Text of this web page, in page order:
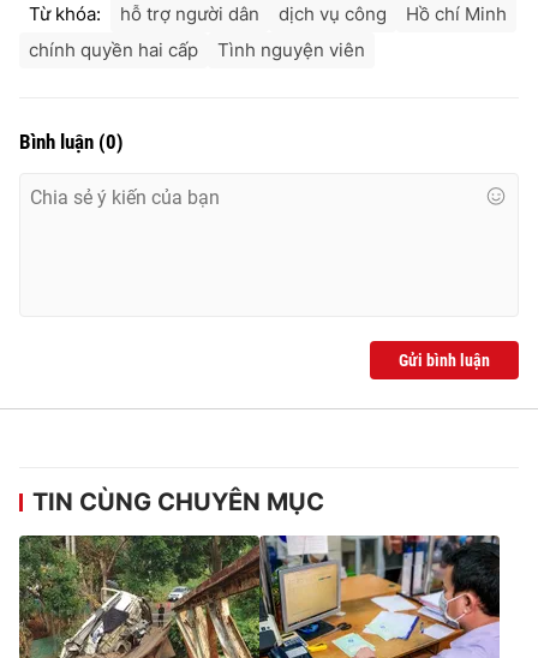
Từ khóa: hỗ trợ người dân dịch vụ công
Hồ chí Minh
chính quyền hai cấp
Tình nguyện viên
Bình luận (0)
Gửi bình luận
TIN CÙNG CHUYÊN MỤC